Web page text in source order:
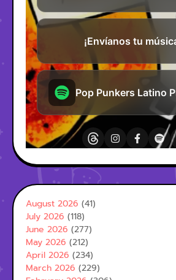
August 2026 (41)
July 2026 (118)
June 2026 (277)
May 2026 (212)
April 2026 (234)
March 2026 (229)